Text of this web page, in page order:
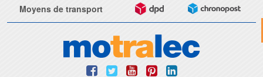
Moyens de transport